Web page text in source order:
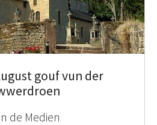
gouf vun der
de Medien